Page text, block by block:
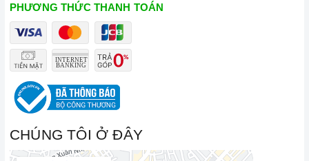
PHƯƠNG THỨC THANH TOÁN
CHÚNG TÔI Ở ĐÂY